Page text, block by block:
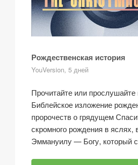
Рождественская история
YouVersion, 5 дней
Прочитайте или прослушайте
Библейское изложение
пророчеств о грядущем
скромного рождения в яслях,
Эммануилу — Богу, который